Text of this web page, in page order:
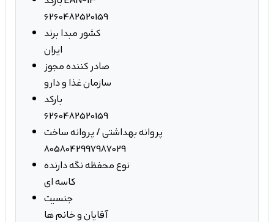
6260482520159
کشور مبدا برند
ایران
صادر کننده مجوز
سازمان غذا و دارو
بارکد
6260482520159
پروانه بهداشتی / پروانه ساخت
8058042997987029
نوع محفظه نگه دارنده
کاسه ای
جنسیت
آقایان و خانم ها